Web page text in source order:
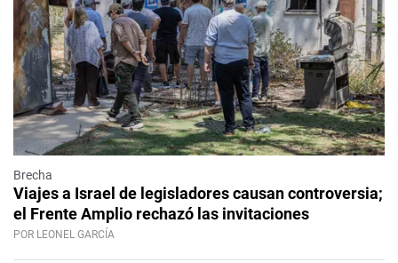
Brecha
Viajes a Israel de legisladores causan controversia;
el Frente Amplio rechazó las invitaciones
POR LEONEL GARCÍA